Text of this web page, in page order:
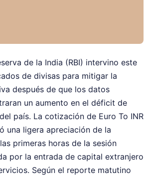
de la India (RBI) intervino este
de divisas para mitigar la
después de que los datos
un aumento en el déficit de
país. La cotización de Euro To INR
una ligera apreciación de la
primeras horas de la sesión
por la entrada de capital extranjero
Según el reporte matutino